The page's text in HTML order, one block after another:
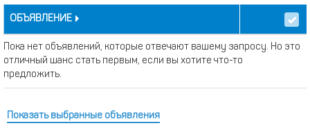
ОБЪЯВЛЕНИЕ
Пока нет объявлений, которые отвечают вашему запросу. Но это
отличный шанс стать первым, если вы хотите что-то
предложить.
Показать выбранные объявления